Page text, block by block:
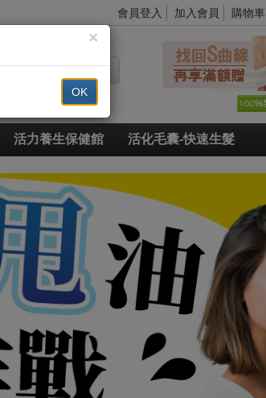
會員登入 加入會員 購物車
搜尋
速燃代謝 速窈卡尼酸左旋肉鹼
活力養生保健館 活化毛囊-快速生髮
×
OK